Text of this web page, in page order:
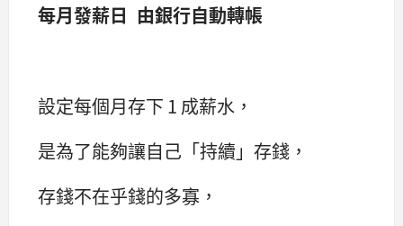
每月發薪日 由銀行自動轉帳
設定每個月存下 1 成薪水，
是為了能夠讓自己「持續」存錢，
存錢不在乎錢的多寡，